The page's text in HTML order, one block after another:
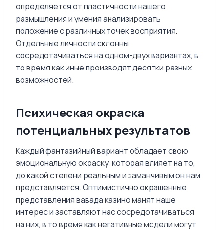
определяется от пластичности нашего
размышления и умения анализировать
положение с различных точек восприятия.
Отдельные личности склонны
сосредотачиваться на одном-двух вариантах, в
то время как иные производят десятки разных
возможностей.
Психическая окраска
потенциальных результатов
Каждый фантазийный вариант обладает свою
эмоциональную окраску, которая влияет на то,
до какой степени реальным и заманчивым он нам
представляется. Оптимистично окрашенные
представления вавада казино манят наше
интерес и заставляют нас сосредотачиваться
на них, в то время как негативные модели могут